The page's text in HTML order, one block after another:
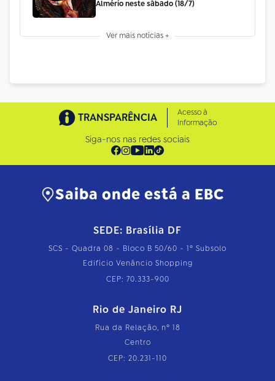
Almério neste sábado (18/7)
Ver mais notícias +
TRANSPARÊNCIA
Acesso à
Informação
Siga-nos nas redes sociais
Saiba onde está a EBC
SEDE: Brasília DF
SCS - Quadra 08 - Bloco B 50/60 - 1º Subsolo
Edifício Venâncio Shopping
CEP: 70.333-900
Rio de Janeiro RJ
Rua da Relação, nº 18
Centro
CEP: 20.231-110